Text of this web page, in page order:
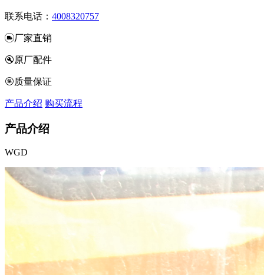
联系电话： 4008320757
厂家直销
原厂配件
质量保证
产品介绍 购买流程
产品介绍
WGD